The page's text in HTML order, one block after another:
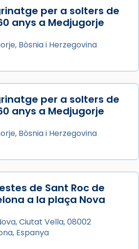
de juliol, ha tingut lloc la
gràcies en agraïment al
de la visita apostòlica
XIV a Barcelona, i als
la Catedral de Barcelona.
Barcelona, el cardenal Joan
presidit la missa i l’ha
auxiliar de Barcelona,
per a solters de
anys a Medjugorje
Bòsnia i Herzegovina
per a solters de
anys a Medjugorje
Bòsnia i Herzegovina
de Sant Roc de
a la plaça Nova
Ciutat Vella, 08002
Espanya